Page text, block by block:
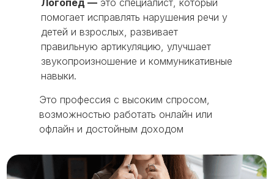
Логопед — это специалист, который
помогает исправлять нарушения речи у
детей и взрослых, развивает
правильную артикуляцию, улучшает
звукопроизношение и коммуникативные
навыки.
Это профессия с высоким спросом,
возможностью работать онлайн или
офлайн и достойным доходом